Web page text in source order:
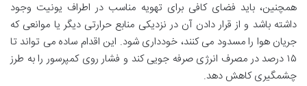
همچنین، باید فضای کافی برای تهویه مناسب در اطراف یونیت وجود
داشته باشد و از قرار دادن آن در نزدیکی منابع حرارتی دیگر یا موانعی که
جریان هوا را مسدود می کنند، خودداری شود. این اقدام ساده می تواند تا
۱۵ درصد در مصرف انرژی صرفه جویی کند و فشار روی کمپرسور را به طرز
چشمگیری کاهش دهد.